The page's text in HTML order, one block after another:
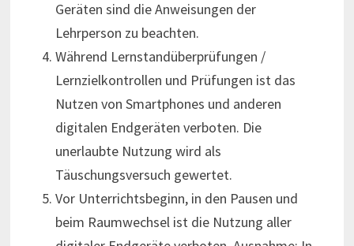
Geräten sind die Anweisungen der
Lehrperson zu beachten.
Während Lernstandüberprüfungen /
Lernzielkontrollen und Prüfungen ist das
Nutzen von Smartphones und anderen
digitalen Endgeräten verboten. Die
unerlaubte Nutzung wird als
Täuschungsversuch gewertet.
Vor Unterrichtsbeginn, in den Pausen und
beim Raumwechsel ist die Nutzung aller